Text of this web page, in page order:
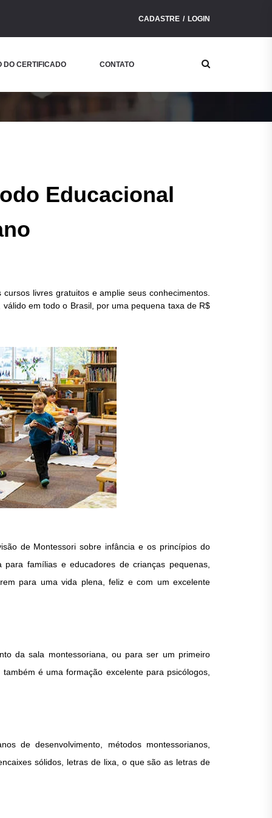
CADASTRE LOGIN
DO CERTIFICADO CONTATO
Buscar
Educacional
livres gratuitos e amplie seus conhecimentos.
em todo o Brasil, por uma pequena taxa de R$
de Montessori sobre infância e os princípios do
famílias e educadores de crianças pequenas,
para uma vida plena, feliz e com um excelente
da sala montessoriana, ou para ser um primeiro
é uma formação excelente para psicólogos,
de desenvolvimento, métodos montessorianos,
sólidos, letras de lixa, o que são as letras de